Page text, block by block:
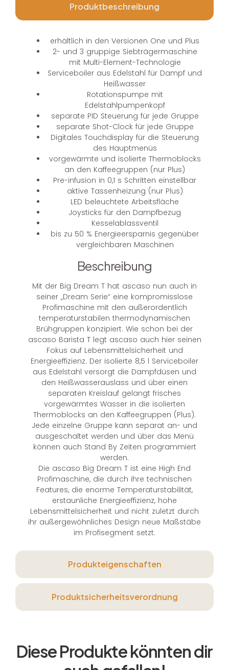
Produktbeschreibung
Produkteigenschaften
Produktsicherheitsverordnung
erhältlich in den Versionen One und Plus
2- und 3 gruppige Siebträgermaschine
mit Multi-Element-Technologie
Serviceboiler aus Edelstahl für Dampf und
Heißwasser
Rotationspumpe mit
Edelstahlpumpenkopf
separate PID Steuerung für jede Gruppe
separate Shot-Clock für jede Gruppe
Digitales Touchdisplay für die Steuerung
des Hauptmenüs
vorgewärmte und isolierte Thermoblocks
an den Kaffeegruppen (nur Plus)
Pre-infusion in 0,1 s Schritten einstellbar
aktive Tassenheizung (nur Plus)
LED beleuchtete Arbeitsfläche
Joysticks für den Dampfbezug
Kesselablassventil
bis zu 50 % Energieersparnis gegenüber
vergleichbaren Maschinen
Beschreibung
Mit der Big Dream T hat ascaso nun auch in
seiner „Dream Serie“ eine kompromisslose
Profimaschine mit den außerordentlich
temperaturstabilen thermodynamischen
Brühgruppen konzipiert. Wie schon bei der
ascaso Barista T legt ascaso auch hier seinen
Fokus auf Lebensmittelsicherheit und
Energieeffizienz. Der isolierte 8,5 l Serviceboiler
aus Edelstahl versorgt die Dampfdüsen und
den Heißwasserauslass und über einen
separaten Kreislauf gelangt frisches
vorgewärmtes Wasser in die isolierten
Thermoblocks an den Kaffeegruppen (Plus).
Jede einzelne Gruppe kann separat an- und
ausgeschaltet werden und über das Menü
können auch Stand By Zeiten programmiert
werden.
Die ascaso Big Dream T ist eine High End
Profimaschine, die durch ihre technischen
Features, die enorme Temperaturstabilität,
erstaunliche Energieeffizienz, hohe
Lebensmittelsicherheit und nicht zuletzt durch
ihr außergewöhnliches Design neue Maßstäbe
im Profisegment setzt.
Diese Produkte könnten dir